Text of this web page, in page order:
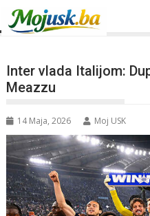
Inter vlada Italijom:
Meazzu
14 Maja, 2026 Moj USK